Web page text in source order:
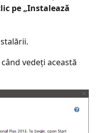
pe „Instalează
vedeți această